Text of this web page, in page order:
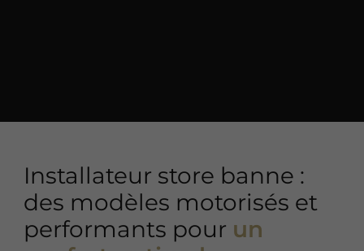
Installateur store banne :
des modèles motorisés et
performants pour un